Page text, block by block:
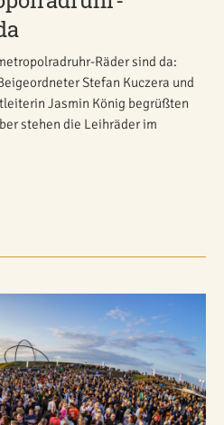
Räder sind da:
Stefan Kuczera und
Jasmin König begrüßten
stehen die Leihräder im